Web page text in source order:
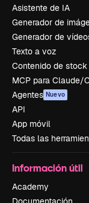
Asistente de IA
Generador de
Generador de
Texto a voz
Contenido de stock
MCP para Claude/
Agentes Nuevo
API
App móvil
Todas las
Información útil
Academy